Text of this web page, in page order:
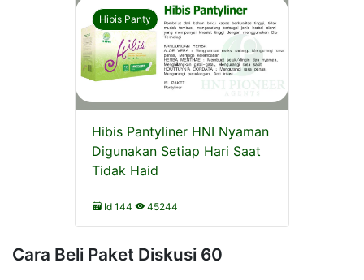
Hibis Panty
Hibis Pantyliner HNI Nyaman
Digunakan Setiap Hari Saat
Tidak Haid
Id 144 45244
Cara Beli Paket Diskusi 60